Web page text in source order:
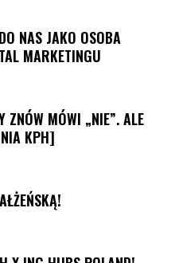
NAS JAKO OSOBA
MARKETINGU
ZNÓW MÓWI „NIE”. ALE
KPH]